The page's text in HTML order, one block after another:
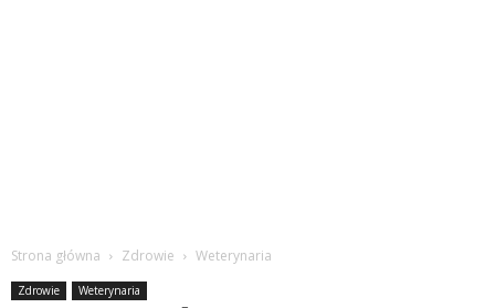
Strona główna Zdrowie Weterynaria
Zdrowie Weterynaria